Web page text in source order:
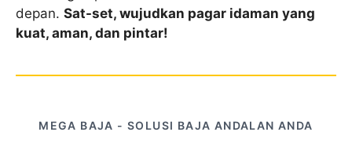
depan. Sat-set, wujudkan pagar idaman yang
kuat, aman, dan pintar!
MEGA BAJA - SOLUSI BAJA ANDALAN ANDA